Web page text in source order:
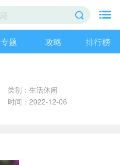
专题 攻略 排行榜
类别：生活休闲
时间：2022-12-06